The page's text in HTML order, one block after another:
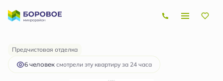
Студия21.1 м2
2 874 875 руб.
Ипотекаот 8 601 руб.
Предчистовая отделка
6 человек смотрели эту квартиру за 24 часа